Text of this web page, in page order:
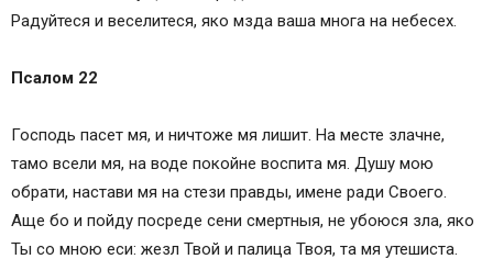
Радуйтеся и веселитеся, яко мзда ваша многа на небесех.
Псалом 22
Господь пасет мя, и ничтоже мя лишит. На месте злачне,
тамо всели мя, на воде покойне воспита мя. Душу мою
обрати, настави мя на стези правды, имене ради Своего.
Аще бо и пойду посреде сени смертныя, не убоюся зла, яко
Ты со мною еси: жезл Твой и палица Твоя, та мя утешиста.